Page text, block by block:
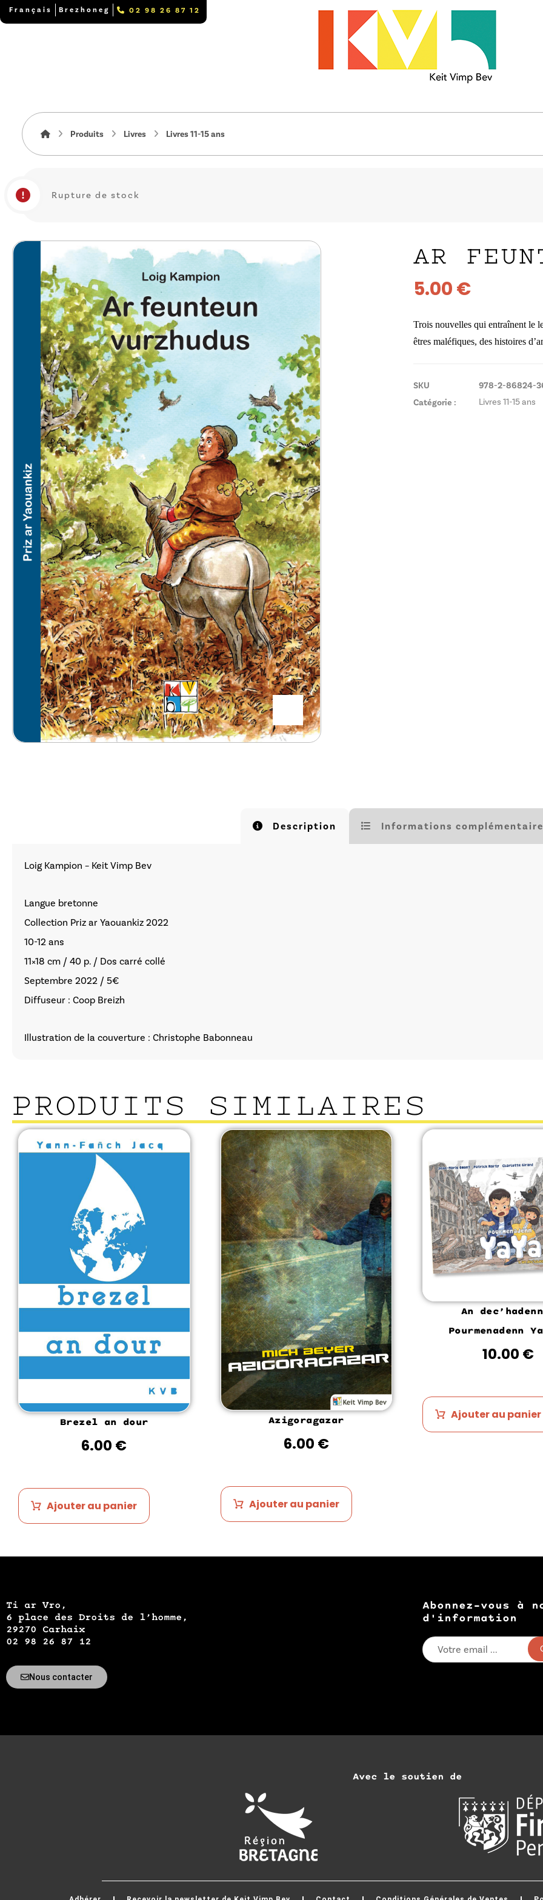
Français Brezhoneg 02 98 26 87 12
Produits Livres Livres 11-15 ans
Rupture de stock
AR
5.00€
Trois nouvelles qui entraînent le
êtres maléfiques, des histoires
SKU
978-2-86824-
Catégorie :
Livres 11-15 ans
Description Informations
Loig Kampion – Keit Vimp Bev
Langue bretonne
Collection Priz ar Yaouankiz 2022
10-12 ans
11×18 cm / 40 p. / Dos carré collé
Septembre 2022 / 5€
Diffuseur : Coop Breizh
Illustration de la couverture : Christophe Babonneau
PRODUITS SIMILAIRES
Brezel an dour
6.00 €
Ajouter au panier
Azigoragazar
6.00 €
Ajouter au panier
An
Pourmenadenn
10.00 €
Ajouter au panier
Ti ar Vro,
6 place des Droits de l’homme,
29270 Carhaix
02 98 26 87 12
Nous contacter
Abonnez-vous à
d'information
Avec le soutien de